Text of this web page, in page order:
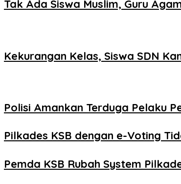
Tak Ada Siswa Muslim, Guru
Kekurangan Kelas, Siswa SDN
Polisi Amankan Terduga Pelaku
Pilkades KSB dengan e-Voting
Pemda KSB Rubah System